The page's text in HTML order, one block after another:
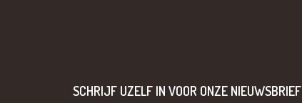
SCHRIJF UZELF IN VOOR ONZE NIEUWSBRIEF